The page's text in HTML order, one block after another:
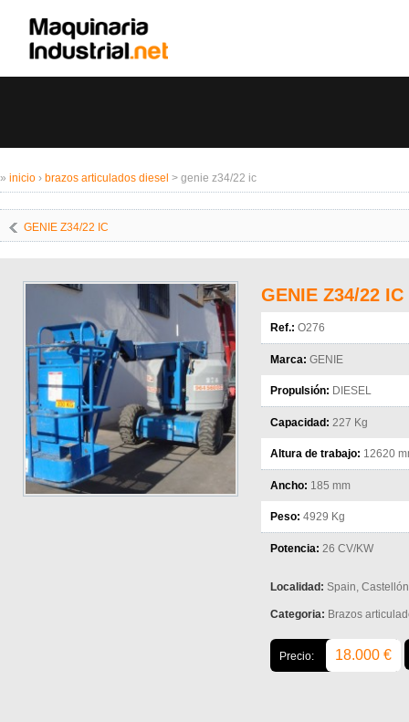
» inicio › brazos articulados diesel > genie z34/22 ic
GENIE Z34/22 IC
GENIE Z34/22 IC
Ref.: O276
Marca: GENIE
Propulsión: DIESEL
Capacidad: 227 Kg
Altura de trabajo: 12620
Ancho: 185 mm
Peso: 4929 Kg
Potencia: 26 CV/KW
Localidad: Spain, Castellón
Categoria: Brazos
Precio: 18.000 €